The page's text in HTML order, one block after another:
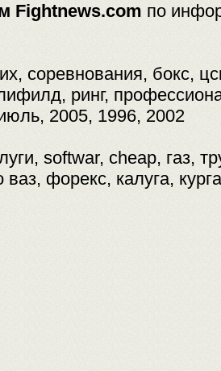
Fightnews.com по
соревнования, бокс,
ринг,
2005, 1996, 2002
softwar, cheap, газ,
форекс, калуга,